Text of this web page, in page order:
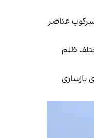
عناصر
ظلم
بازسازی